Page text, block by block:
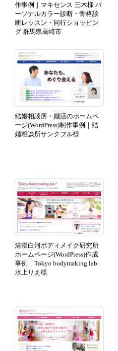
作事例｜マキセンス 三木様 パ
ーソナルカラー診断・骨格診
断レッスン・同行ショッピン
グ 群馬県高崎市
結婚相談所・婚活のホームペ
ージ(WordPress)制作事例｜結
婚相談所サンクフル様
清澄白河ボディメイク研究所
ホームページ(WordPress)作成
事例｜Tokyo bodymaking lab.
水上りえ様